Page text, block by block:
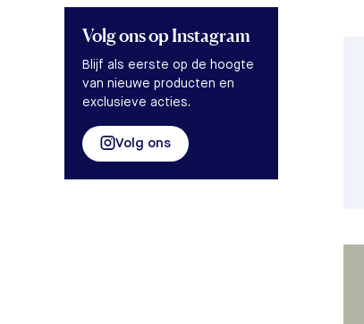
Volg onsop Instagram
Blijf als eerste op de hoogte
van nieuwe producten en
exclusieve acties.
Volg ons